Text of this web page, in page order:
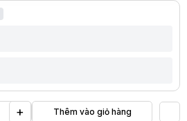
+ Thêm vào giỏ hàng